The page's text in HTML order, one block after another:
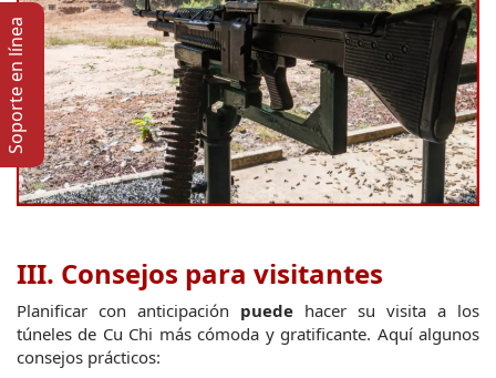
III. Consejos para visitantes
Planificar con anticipación puede hacer su visita a los
túneles de Cu Chi más cómoda y gratificante. Aquí algunos
consejos prácticos:
Soporte en lí­nea